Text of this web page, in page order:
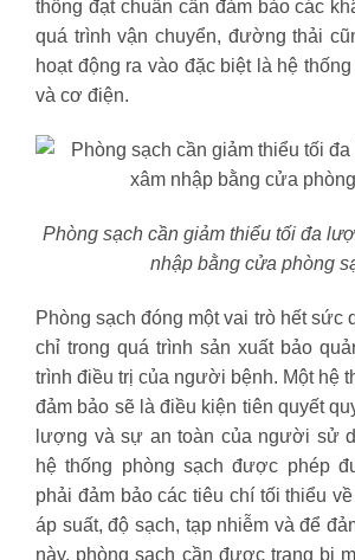
thống đạt chuẩn cần đảm bảo các
quá trình vận chuyển, đường thải
hoạt động ra vào đặc biệt là hệ
và cơ điện.
Phòng sạch cần giảm thiểu tối đa
nhập bằng cửa phòng
Phòng sạch đóng một vai trò hết sức
chỉ trong quá trình sản xuất bảo
trình điều trị của người bệnh. Một hệ
đảm bảo sẽ là điều kiện tiên quyết
lượng và sự an toàn của người sử
hệ thống phòng sạch được phép
phải đảm bảo các tiêu chí tối thiểu
áp suất, độ sạch, tạp nhiễm và để
này, phòng sạch cần được trang bị